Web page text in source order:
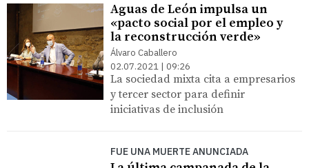
Aguas de León impulsa un
«pacto social por el empleo y
la reconstrucción verde»
Álvaro Caballero
02.07.2021 | 09:26
La sociedad mixta cita a empresarios
y tercer sector para definir
iniciativas de inclusión
FUE UNA MUERTE ANUNCIADA